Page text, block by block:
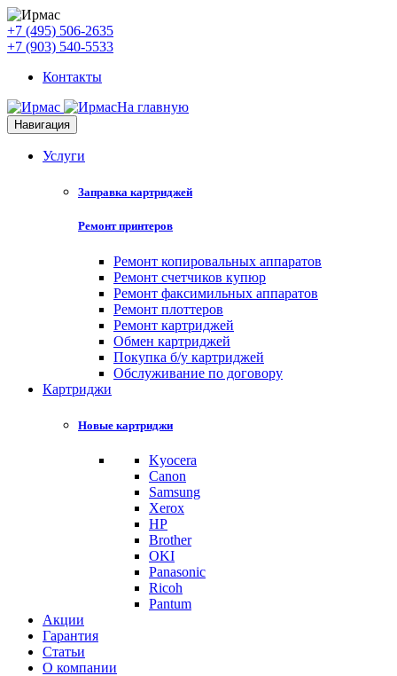
+7 (495) 506-2635
+7 (903) 540-5533
Контакты
На главную
Навигация
Услуги
Заправка картриджей
Ремонт принтеров
Ремонт копировальных аппаратов
Ремонт счетчиков купюр
Ремонт факсимильных аппаратов
Ремонт плоттеров
Ремонт картриджей
Обмен картриджей
Покупка б/у картриджей
Обслуживание по договору
Картриджи
Новые картриджи
Kyocera
Canon
Samsung
Xerox
HP
Brother
OKI
Panasonic
Ricoh
Pantum
Акции
Гарантия
Статьи
О компании